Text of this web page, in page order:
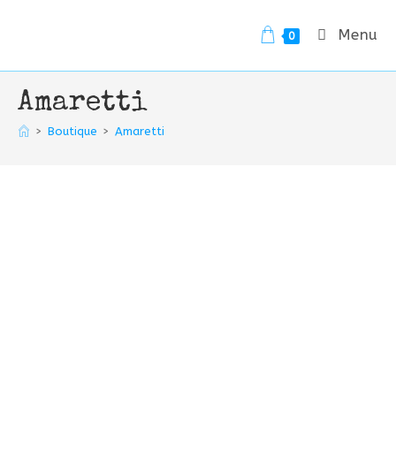
0 Menu
Amaretti
> Boutique > Amaretti